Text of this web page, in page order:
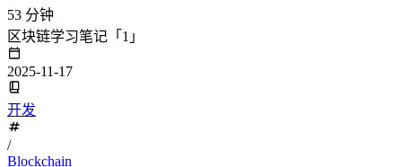
53 分钟
区块链学习笔记「1」
2025-11-17
开发
/
Blockchain